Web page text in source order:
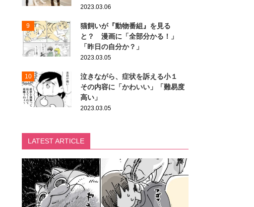
2023.03.06
9
猫飼いが『動物番組』を見る
と？ 漫画に「全部分かる！」
「昨日の自分か？」
2023.03.05
10
泣きながら、症状を訴える小１
その内容に「かわいい」「難易度
高い」
2023.03.05
LATEST ARTICLE